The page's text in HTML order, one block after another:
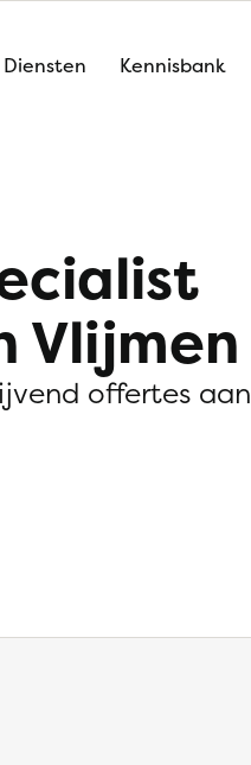
Diensten Kennisbank
Vlijmen
offertes aan